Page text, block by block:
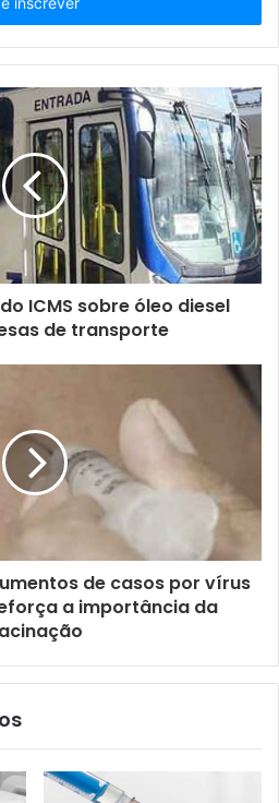
ICMS sobre óleo diesel
de transporte
de casos por vírus
a importância da